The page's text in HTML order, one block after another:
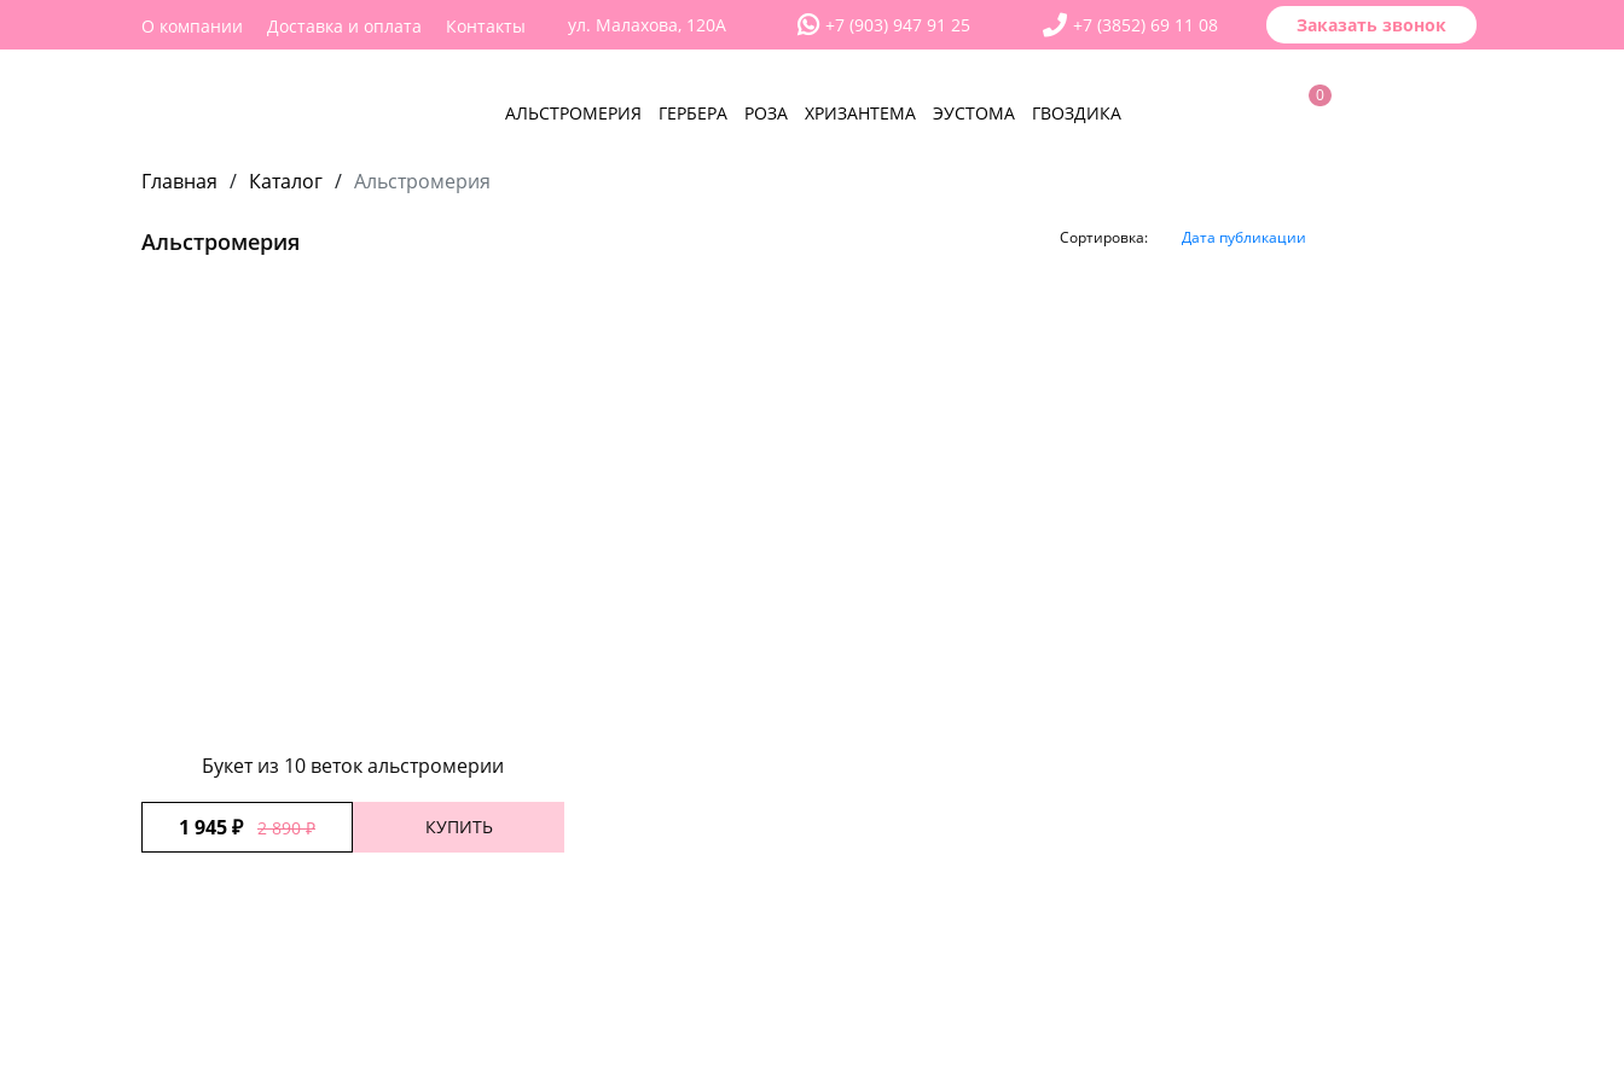
О компании Доставка и оплата Контакты ул. Малахова, 120А +7 (903) 947 91 25 Заказать звонок
+7 (3852) 69 11 08
АЛЬСТРОМЕРИЯ ГЕРБЕРА РОЗА ХРИЗАНТЕМА ЭУСТОМА ГВОЗДИКА
0
Главная / Каталог / Альстромерия
Альстромерия Сортировка: Дата публикации
Букет из 10 веток альстромерии
1 945 ₽ 2 890 ₽ КУПИТЬ